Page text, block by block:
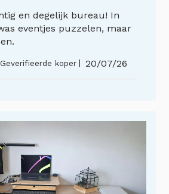
en degelijk bureau! In
eventjes puzzelen, maar
Geverifieerde koper 20/07/26